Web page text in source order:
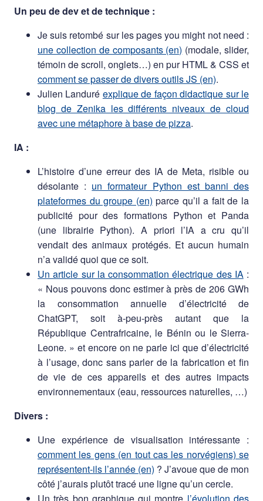
Un peu de dev et de technique :
Je suis retombé sur les pages you might not need :
une collection de composants (en) (modale, slider,
témoin de scroll, onglets…) en pur HTML & CSS et
comment se passer de divers outils JS (en).
Julien Landuré explique de façon didactique sur le
blog de Zenika les différents niveaux de cloud
avec une métaphore à base de pizza.
IA :
L’histoire d’une erreur des IA de Meta, risible ou
désolante : un formateur Python est banni des
plateformes du groupe (en) parce qu’il a fait de la
publicité pour des formations Python et Panda
(une librairie Python). A priori l’IA a cru qu’il
vendait des animaux protégés. Et aucun humain
n’a validé quoi que ce soit.
Un article sur la consommation électrique des IA:
« Nous pouvons donc estimer à près de 206 GWh
la consommation annuelle d’électricité de
ChatGPT, soit à-peu-près autant que la
République Centrafricaine, le Bénin ou le Sierra-
Leone. » et encore on ne parle ici que d’électricité
à l’usage, donc sans parler de la fabrication et fin
de vie de ces appareils et des autres impacts
environnementaux (eau, ressources naturelles, …)
Divers :
Une expérience de visualisation intéressante :
comment les gens (en tout cas les norvégiens) se
représentent-ils l’année (en) ? J’avoue que de mon
côté j’aurais plutôt tracé une ligne qu’un cercle.